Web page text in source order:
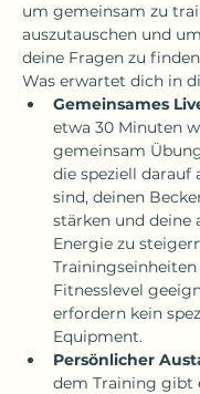
um gemeinsam zu
auszutauschen und
deine Fragen zu
Was erwartet dich in
Gemeinsames
etwa 30 Minuten
gemeinsam
die speziell darauf
sind, deinen
stärken und deine
Energie zu
Fitnesslevel
erfordern kein
Equipment.
Persönlicher
dem Training gibt